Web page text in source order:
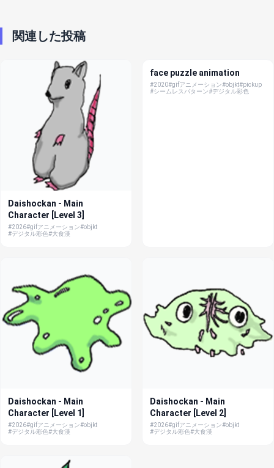
関連した投稿
Daishockan - Main
Character [Level 3]
#2026#gifアニメーション#objkt
#デジタル彩色#大食漢
face puzzle animation
#2020#gifアニメーション#objkt#pickup
#シームレスパターン#デジタル彩色
Daishockan - Main
Character [Level 1]
#2026#gifアニメーション#objkt
#デジタル彩色#大食漢
Daishockan - Main
Character [Level 2]
#2026#gifアニメーション#objkt
#デジタル彩色#大食漢